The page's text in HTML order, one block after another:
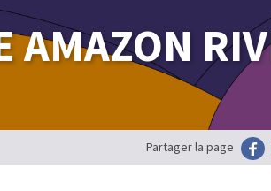
AMAZON
Partager la page